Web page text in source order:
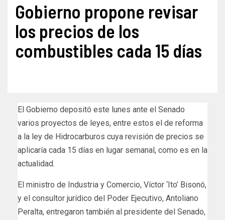
Gobierno propone revisar
los precios de los
combustibles cada 15 días
El Gobierno depositó este lunes ante el Senado
varios proyectos de leyes, entre estos el de reforma
a la ley de Hidrocarburos cuya revisión de precios se
aplicaría cada 15 días en lugar semanal, como es en la
actualidad.
El ministro de Industria y Comercio, Víctor ‘Ito’ Bisonó,
y el consultor jurídico del Poder Ejecutivo, Antoliano
Peralta, entregaron también al presidente del Senado,